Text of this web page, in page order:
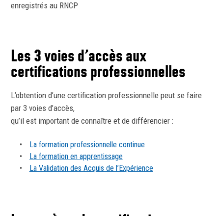
enregistrés au RNCP
Les 3 voies d’accès aux
certifications professionnelles
L’obtention d’une certification professionnelle peut se faire
par 3 voies d’accès,
qu’il est important de connaître et de différencier :
La formation professionnelle continue
La formation en apprentissage
La Validation des Acquis de l’Expérience